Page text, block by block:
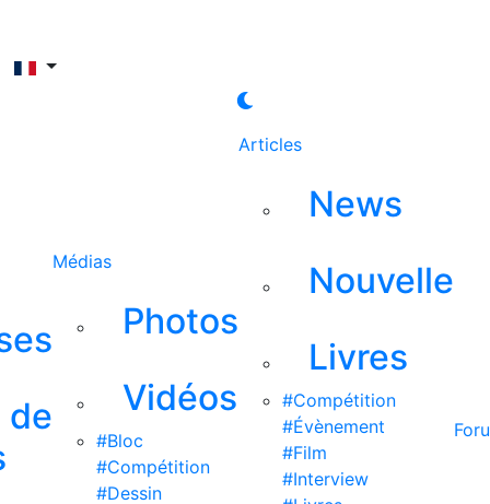
de
Médias
Photos
Vidéos
#Bloc
#Compétition
#Dessin
Articles
News
Nouvelle
Livres
#Compétition
#Évènement
#Film
#Interview